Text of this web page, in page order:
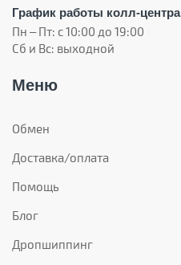
График работы колл-центра
Пн – Пт: с 10:00 до 19:00
Сб и Вс: выходной
Меню
Обмен
Доставка/оплата
Помощь
Блог
Дропшиппинг